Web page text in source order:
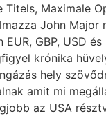
Titels, Maximale
John Major
GBP, USD
krónika
hely
amit mi
az USA